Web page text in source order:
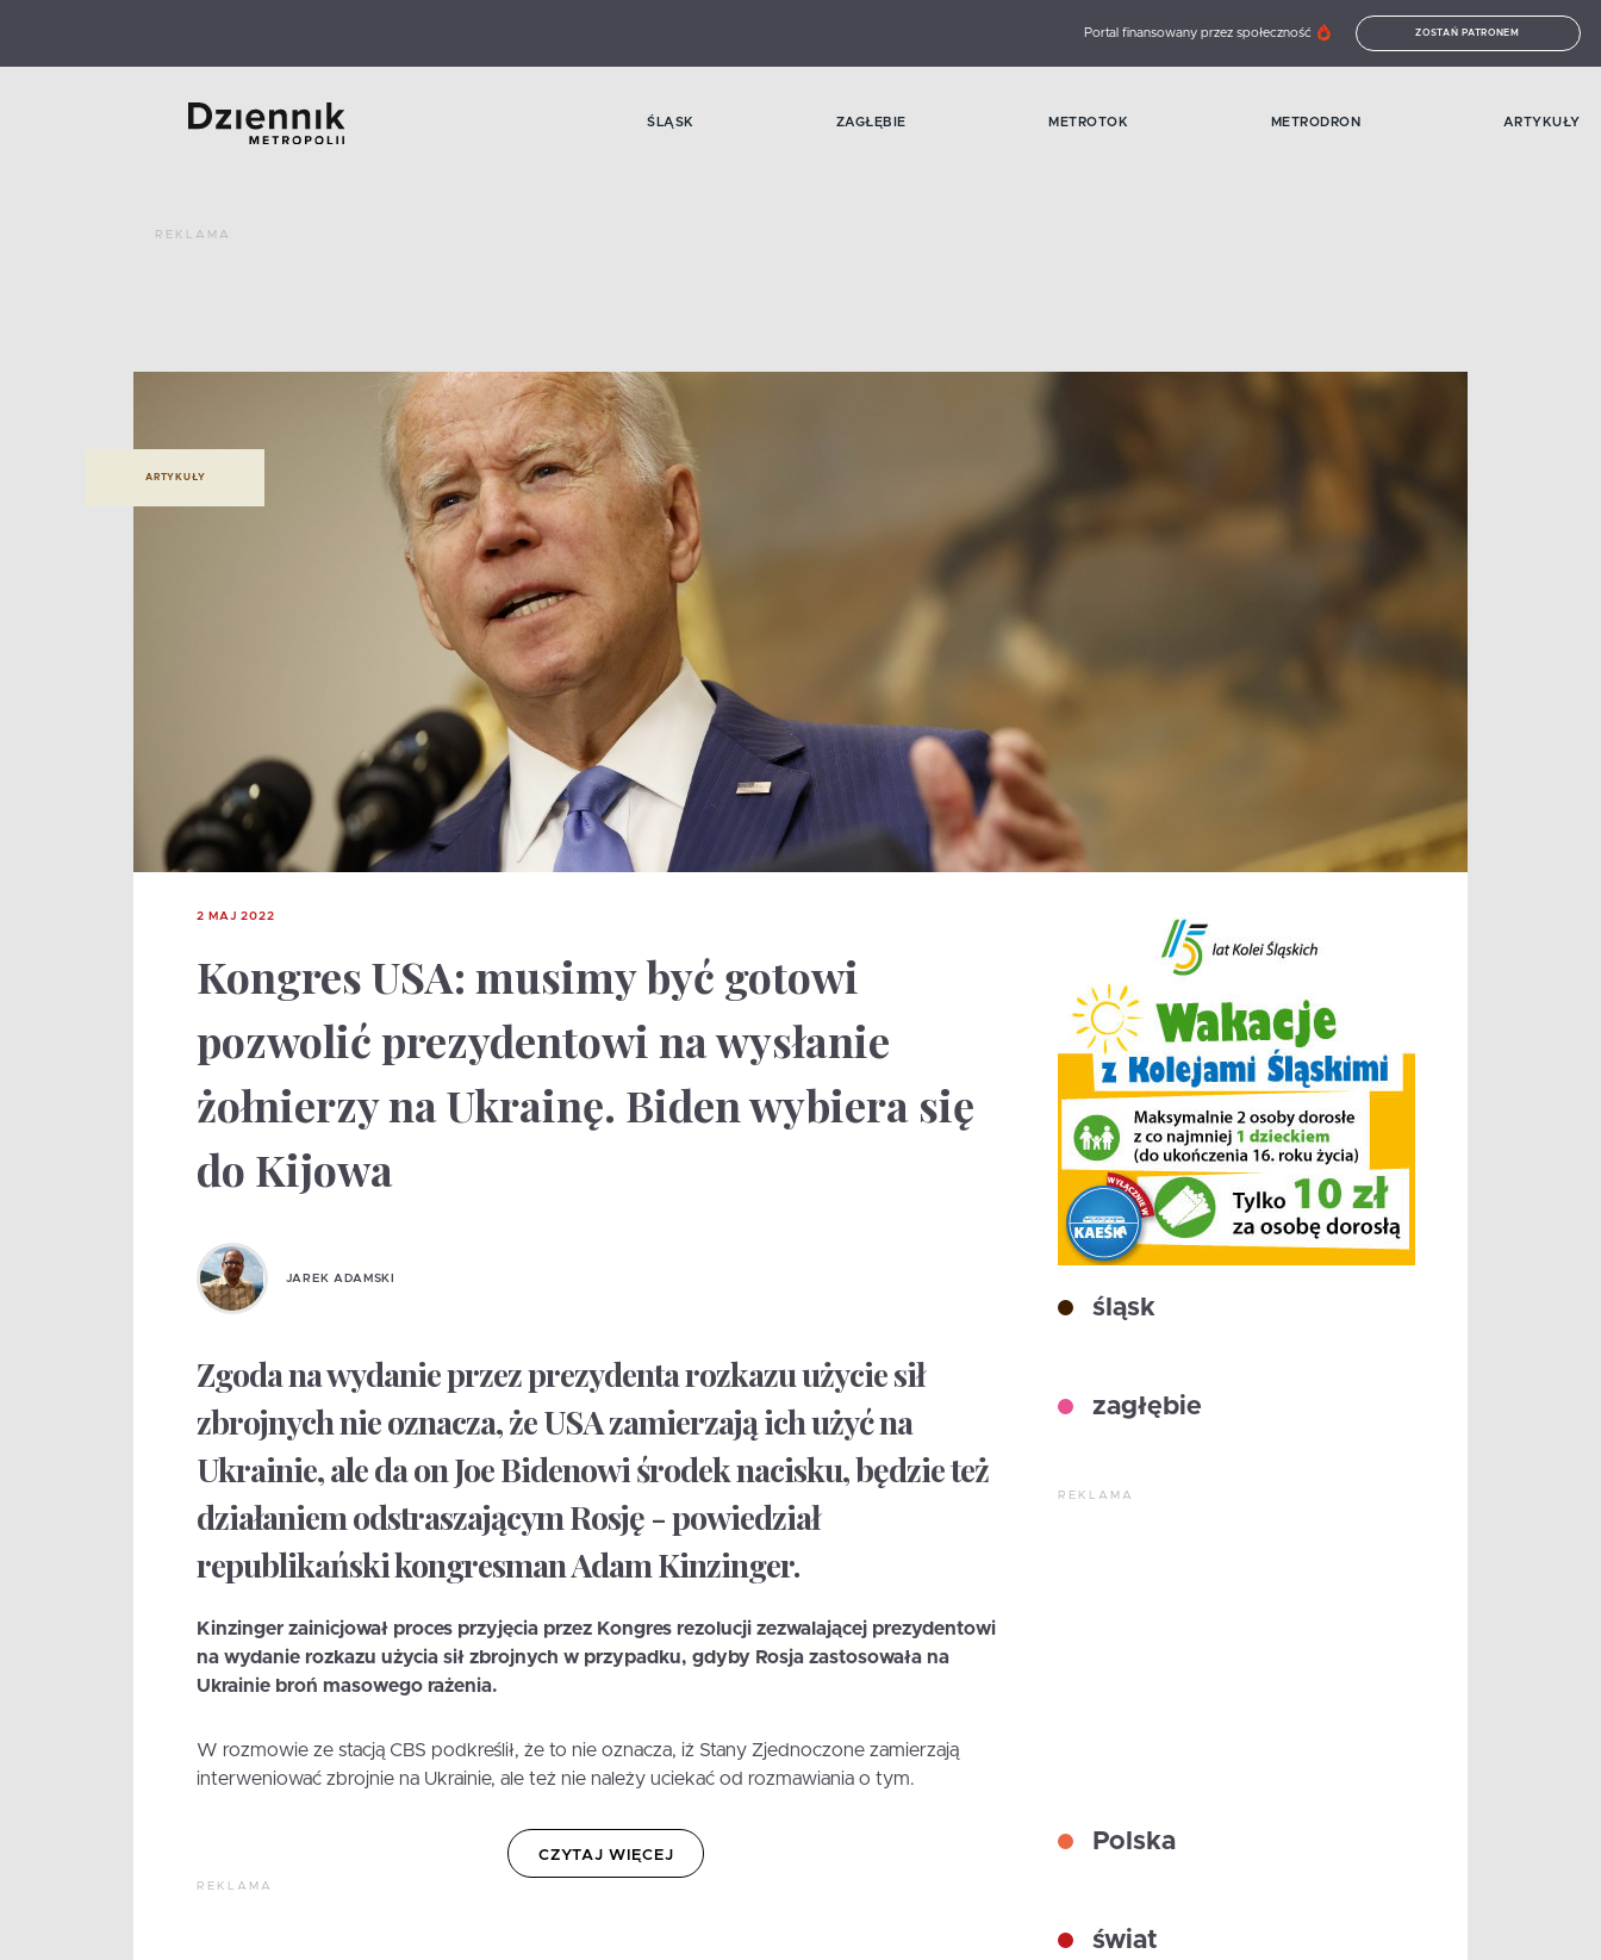
Portal finansowany przez społeczność ZOSTAŃ PATRONEM
ŚLĄSK ZAGŁĘBIE METROTOK METRODRON ARTYKUŁY
REKLAMA
ARTYKUŁY
2 MAJ 2022
Kongres USA: musimy być gotowi
pozwolić prezydentowi na wysłanie
żołnierzy na Ukrainę. Biden wybiera się
do Kijowa
JAREK ADAMSKI
Zgoda na wydanie przez prezydenta rozkazu użycie sił
zbrojnych nie oznacza, że USA zamierzają ich użyć na
Ukrainie, ale da on Joe Bidenowi środek nacisku, będzie też
działaniem odstraszającym Rosję - powiedział
republikański kongresman Adam Kinzinger.
Kinzinger zainicjował proces przyjęcia przez Kongres rezolucji zezwalającej prezydentowi
na wydanie rozkazu użycia sił zbrojnych w przypadku, gdyby Rosja zastosowała na
Ukrainie broń masowego rażenia.
W rozmowie ze stacją CBS podkreślił, że to nie oznacza, iż Stany Zjednoczone zamierzają
interweniować zbrojnie na Ukrainie, ale też nie należy uciekać od rozmawiania o tym.
CZYTAJ WIĘCEJ
REKLAMA
śląsk
zagłębie
REKLAMA
Polska
świat